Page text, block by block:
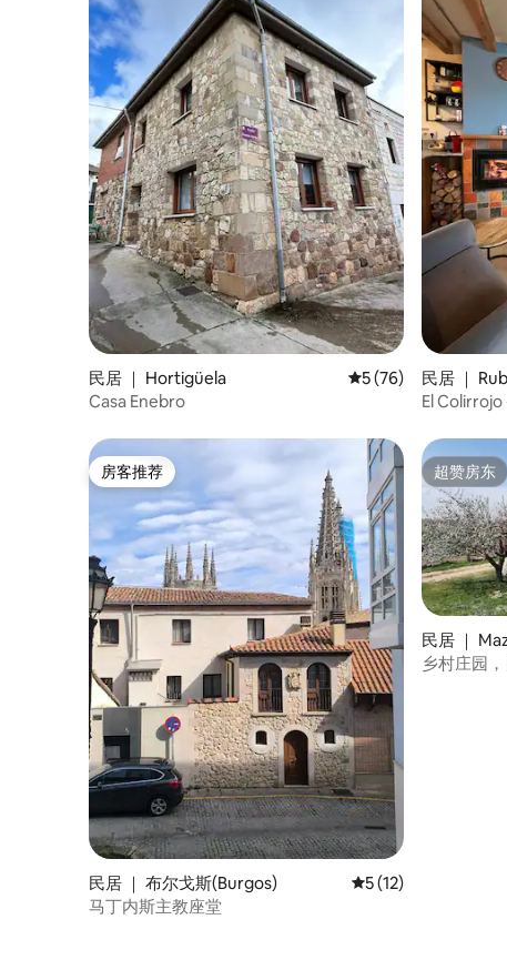
民居 ｜ Hortigüela 平均评分 5 分（满分
5 (76)
Casa Enebro
民居 ｜
El
房客推荐
房客推荐
民居 ｜ 布尔戈斯(Burgos) 平均评分 5 分（满分
5 (12)
马丁内斯主教座堂
超赞房东
超赞房东
民居 ｜
乡村庄园，